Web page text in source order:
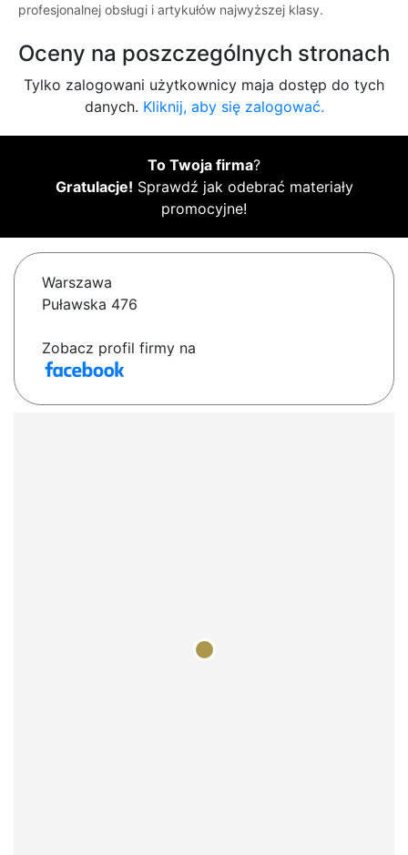
profesjonalnej obsługi i artykułów najwyższej klasy.
Oceny na poszczególnych stronach
Tylko zalogowani użytkownicy maja dostęp do tych
danych. Kliknij, aby się zalogować.
To Twoja firma?
Gratulacje! Sprawdź jak odebrać materiały
promocyjne!
Warszawa
Puławska 476
Zobacz profil firmy na